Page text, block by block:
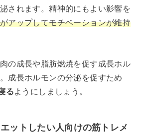
されます。精神的にもよい影響を
アップしてモチベーションが維持
の成長や脂肪燃焼を促す成長ホル
成長ホルモンの分泌を促すため
るようにしましょう。
エットしたい人向けの筋トレメ